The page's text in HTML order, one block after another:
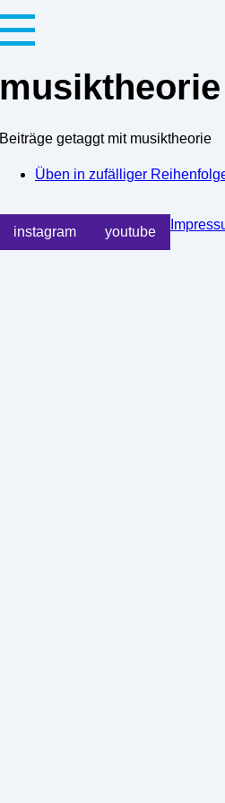
musiktheorie
Beiträge getaggt mit musiktheorie
Üben in zufälliger
instagram youtube